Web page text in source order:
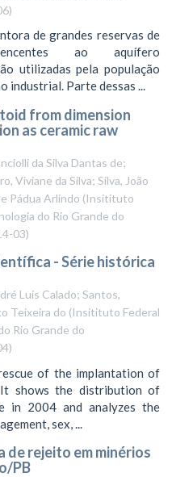
)
de grandes reservas de
ao aquífero
utilizadas pela população
industrial. Parte dessas ...
from dimension
as ceramic raw
da Silva Dantas de;
Viviane da Silva; Silva, João
Pádua Arlindo (Insitituto
do Rio Grande do
03)
- Série histórica
Luis Calado; Santos,
Teixeira do (Insitituto Federal
Rio Grande do
)
of the implantation of
It shows the distribution of
in 2004 and analyzes the
sex, ...
rejeito em minérios
PB